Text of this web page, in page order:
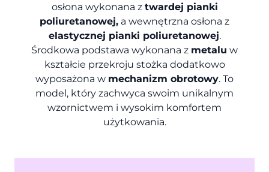
osłona wykonana z twardej pianki
poliuretanowej, a wewnętrzna osłona z
elastycznej pianki poliuretanowej.
Środkowa podstawa wykonana z metalu w
kształcie przekroju stożka dodatkowo
wyposażona w mechanizm obrotowy. To
model, który zachwyca swoim unikalnym
wzornictwem i wysokim komfortem
użytkowania.